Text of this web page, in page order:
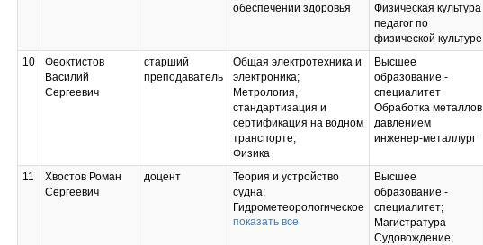
внутренних водных
эксплуатации
специализированных
сухогрузных судов;
Специальная лоция;
Морская практика;
Коммерческая
эксплуатация судна
обеспечении здоровья
Физическая культура
педагог по
физической культуре
10
Феоктистов
Василий
Сергеевич
старший
преподаватель
Общая электротехника и
электроника;
Метрология,
стандартизация и
сертификация на водном
транспорте;
Физика
Высшее
образование -
специалитет
Обработка металлов
давлением
инженер-металлург
11
Хвостов Роман
Сергеевич
доцент
Теория и устройство
судна;
Гидрометеорологическое
обеспечение
показать все
Высшее
образование -
специалитет;
Магистратура
Судовождение;